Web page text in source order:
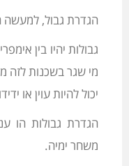
הגדרת גבול,
גבולות יהיו בין
מי שגר בשכנות לזה
יכול להיות עוין או
הגדרת גבולות הו
משחר ימיה.